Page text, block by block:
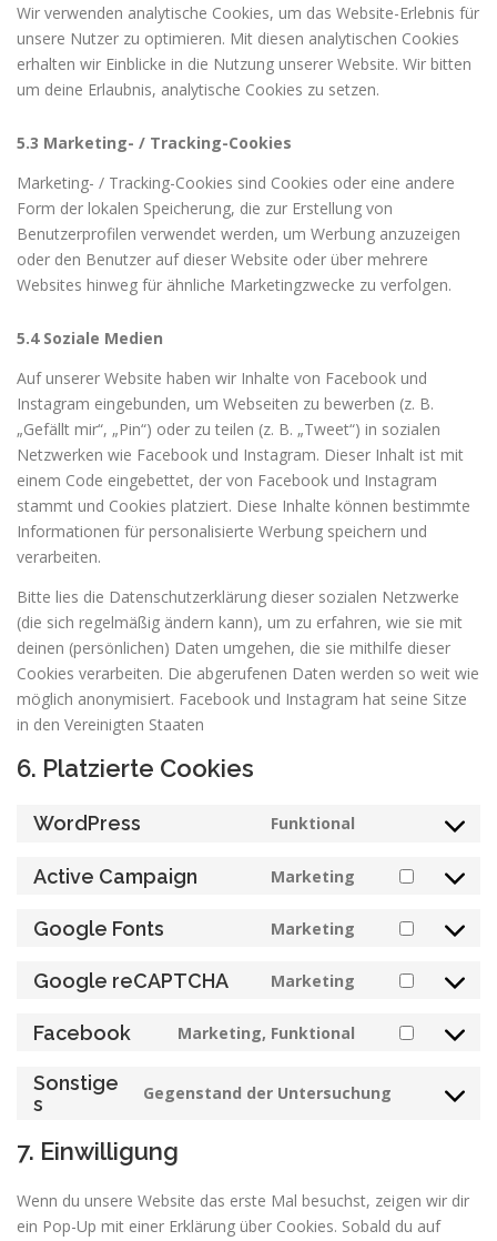
Wir verwenden analytische Cookies, um das Website-Erlebnis für
unsere Nutzer zu optimieren. Mit diesen analytischen Cookies
erhalten wir Einblicke in die Nutzung unserer Website. Wir bitten
um deine Erlaubnis, analytische Cookies zu setzen.
5.3 Marketing- / Tracking-Cookies
Marketing- / Tracking-Cookies sind Cookies oder eine andere
Form der lokalen Speicherung, die zur Erstellung von
Benutzerprofilen verwendet werden, um Werbung anzuzeigen
oder den Benutzer auf dieser Website oder über mehrere
Websites hinweg für ähnliche Marketingzwecke zu verfolgen.
5.4 Soziale Medien
Auf unserer Website haben wir Inhalte von Facebook und
Instagram eingebunden, um Webseiten zu bewerben (z. B.
„Gefällt mir“, „Pin“) oder zu teilen (z. B. „Tweet“) in sozialen
Netzwerken wie Facebook und Instagram. Dieser Inhalt ist mit
einem Code eingebettet, der von Facebook und Instagram
stammt und Cookies platziert. Diese Inhalte können bestimmte
Informationen für personalisierte Werbung speichern und
verarbeiten.
Bitte lies die Datenschutzerklärung dieser sozialen Netzwerke
(die sich regelmäßig ändern kann), um zu erfahren, wie sie mit
deinen (persönlichen) Daten umgehen, die sie mithilfe dieser
Cookies verarbeiten. Die abgerufenen Daten werden so weit wie
möglich anonymisiert. Facebook und Instagram hat seine Sitze
in den Vereinigten Staaten
6. Platzierte Cookies
WordPress Funktional
service
Active Campaign Marketing
Consent
service
campaign
Google Fonts Marketing
Consent
service
fonts
Google reCAPTCHA Marketing
Consent
service
recaptcha
Facebook Marketing, Funktional
Consent
service
Sonstige
s
Gegenstand der Untersuchung
Consent
7. Einwilligung
Wenn du unsere Website das erste Mal besuchst, zeigen wir dir
ein Pop-Up mit einer Erklärung über Cookies. Sobald du auf